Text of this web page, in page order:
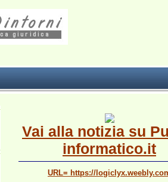
Vai alla notizia su
informatico.it
URL= https://